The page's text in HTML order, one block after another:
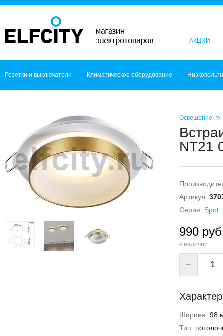
АКЦИИ
Розетки и выключатели Климатическое оборудование
Освещение
NT21
Артикул:
Серия: Spot
990
в наличии
−
Ширина: 98
Тип: